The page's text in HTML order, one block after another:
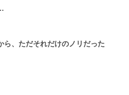
、ただそれだけのノリだった